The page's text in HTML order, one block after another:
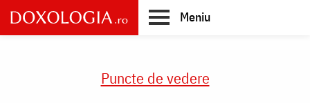
Skip
to
main
Meniu
Puncte de vedere